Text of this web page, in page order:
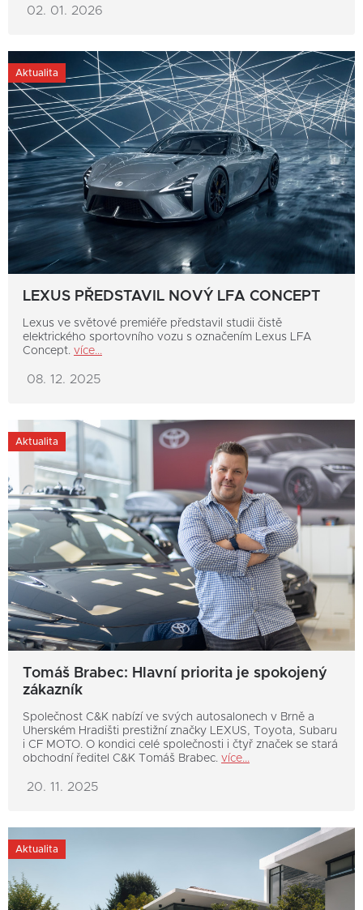
02. 01. 2026
Aktualita
LEXUS PŘEDSTAVIL NOVÝ LFA CONCEPT
Lexus ve světové premiéře představil studii čistě
elektrického sportovního vozu s označením Lexus LFA
Concept. více...
08. 12. 2025
Aktualita
Tomáš Brabec: Hlavní priorita je spokojený
zákazník
Společnost C&K nabízí ve svých autosalonech v Brně a
Uherském Hradišti prestižní značky LEXUS, Toyota, Subaru
i CF MOTO. O kondici celé společnosti i čtyř značek se stará
obchodní ředitel C&K Tomáš Brabec. více...
20. 11. 2025
Aktualita